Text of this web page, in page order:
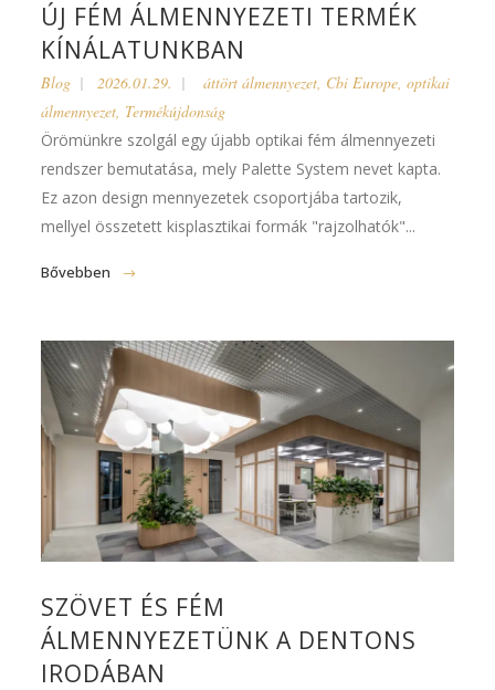
ÚJ FÉM ÁLMENNYEZETI TERMÉK
KÍNÁLATUNKBAN
Blog 2026.01.29. áttört álmennyezet, Cbi Europe,optikai
álmennyezet, Termékújdonság
Örömünkre szolgál egy újabb optikai fém álmennyezeti
rendszer bemutatása, mely Palette System nevet kapta.
Ez azon design mennyezetek csoportjába tartozik,
mellyel összetett kisplasztikai formák "rajzolhatók"...
Bővebben
SZÖVET ÉS FÉM
ÁLMENNYEZETÜNK A DENTONS
IRODÁBAN